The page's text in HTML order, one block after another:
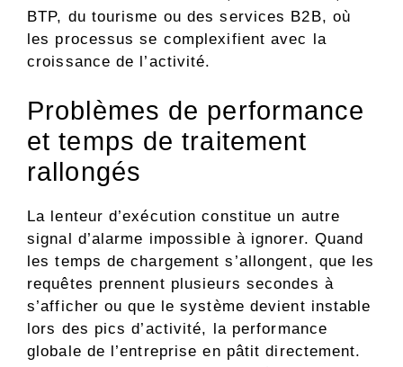
BTP, du tourisme ou des services B2B, où
les processus se complexifient avec la
croissance de l’activité.
Problèmes de performance
et temps de traitement
rallongés
La lenteur d’exécution constitue un autre
signal d’alarme impossible à ignorer. Quand
les temps de chargement s’allongent, que les
requêtes prennent plusieurs secondes à
s’afficher ou que le système devient instable
lors des pics d’activité, la performance
globale de l’entreprise en pâtit directement.